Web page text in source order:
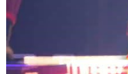
MAGAZINE
スペシャルブック『世界館』(KENZO)